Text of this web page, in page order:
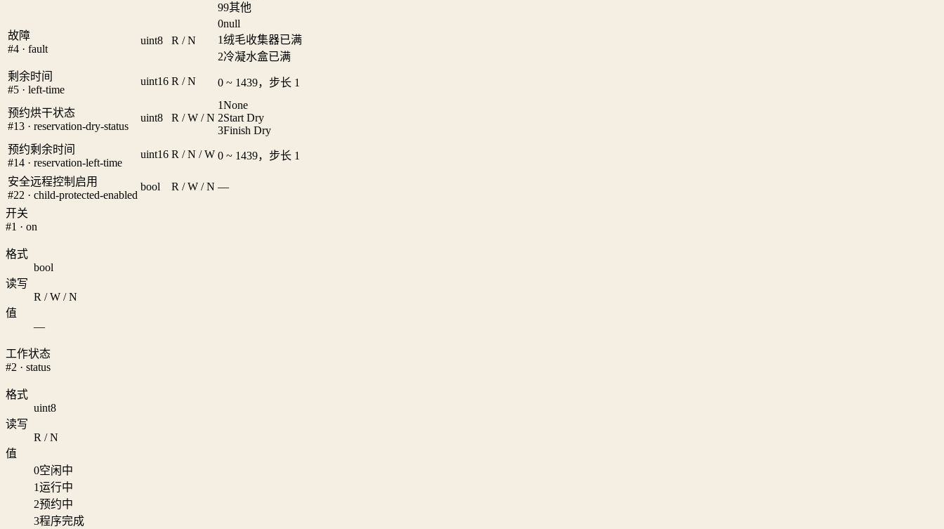
99其他
故障
#4 · fault
uint8 R / N
0null
1绒毛收集器已满
2冷凝水盒已满
剩余时间
#5 · left-time
uint16 R / N 0 ~ 1439，步长 1
预约烘干状态
#13 · reservation-dry-status
uint8 R / W / N
1None
2Start Dry
3Finish Dry
预约剩余时间
#14 · reservation-left-time
uint16 R / N / W 0 ~ 1439，步长 1
安全远程控制启用
#22 · child-protected-enabled
bool R / W / N —
开关
#1 · on
格式
bool
读写
R / W / N
值
—
工作状态
#2 · status
格式
uint8
读写
R / N
值
0空闲中
1运行中
2预约中
3程序完成